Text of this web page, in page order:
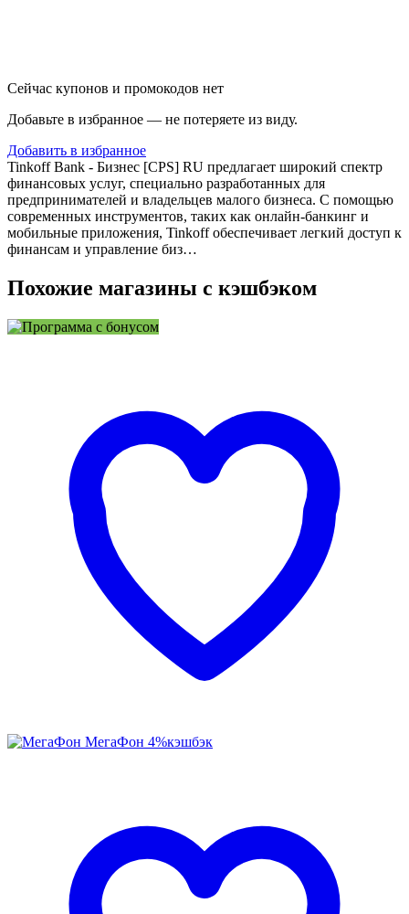
Сейчас купонов и промокодов нет
Добавьте в избранное — не потеряете из виду.
Добавить в избранное
Tinkoff Bank - Бизнес [CPS] RU предлагает широкий спектр
финансовых услуг, специально разработанных для
предпринимателей и владельцев малого бизнеса. С помощью
современных инструментов, таких как онлайн-банкинг и
мобильные приложения, Tinkoff обеспечивает легкий доступ к
финансам и управление биз…
Похожие магазины с кэшбэком
МегаФон 4%кэшбэк